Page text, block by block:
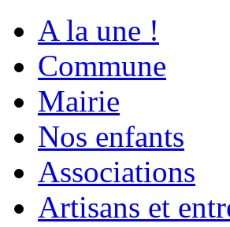
A la une !
Commune
Mairie
Nos enfants
Associations
Artisans et